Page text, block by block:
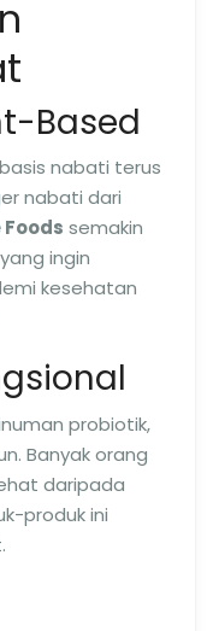
Based
nabati terus
nabati dari
semakin
ingin
kesehatan
probiotik,
Banyak orang
daripada
produk ini